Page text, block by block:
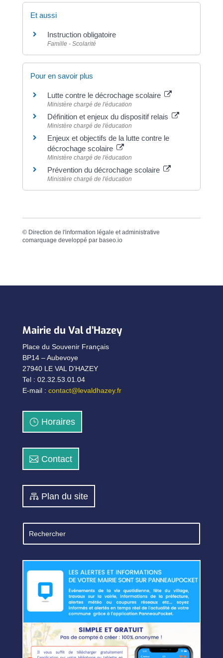
Et aussi
Instruction obligatoire
Famille - Scolarité
Pour en savoir plus
Lutte contre le décrochage scolaire
Ministère chargé de l'éducation
Définition et enjeux du dispositif relais
Ministère chargé de l'éducation
Enjeux et objectifs de la lutte contre le
décrochage scolaire
Ministère chargé de l'éducation
Prévention du décrochage scolaire
Ministère chargé de l'éducation
© Direction de l'information légale et administrative
comarquage developpé par baseo.io
Mairie du Val d’Hazey
Place du Souvenir Français
BP14 – Aubevoye
27940 LE VAL D’HAZEY
Tel : 02.32.53.01.04
E-mail : contact@levaldhazey.fr
Horaires
Contact
Plan du site